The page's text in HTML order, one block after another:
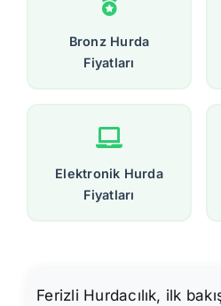
Bronz Hurda
Fiyatları
Elektronik Hurda
Fiyatları
Ferizli Hurdacılık, ilk